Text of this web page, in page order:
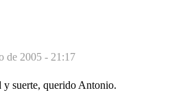
de 2005 - 21:17
y suerte, querido Antonio.